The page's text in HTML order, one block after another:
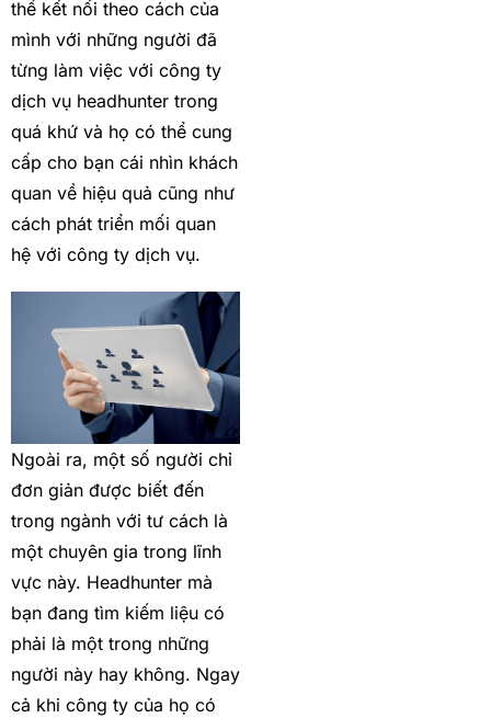
thể kết nối theo cách của
mình với những người đã
từng làm việc với công ty
dịch vụ headhunter trong
quá khứ và họ có thể cung
cấp cho bạn cái nhìn khách
quan về hiệu quả cũng như
cách phát triển mối quan
hệ với công ty dịch vụ.
Ngoài ra, một số người chỉ
đơn giản được biết đến
trong ngành với tư cách là
một chuyên gia trong lĩnh
vực này. Headhunter mà
bạn đang tìm kiếm liệu có
phải là một trong những
người này hay không. Ngay
cả khi công ty của họ có